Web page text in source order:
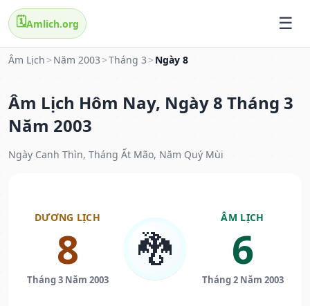
🗓️Amlich.org
Âm Lịch > Năm 2003 >Tháng 3 > Ngày 8
Âm Lịch Hôm Nay, Ngày 8 Tháng 3
Năm 2003
Ngày Canh Thìn, Tháng Ất Mão, Năm Quý Mùi
DƯƠNG LỊCH
8
Tháng 3 Năm 2003
🐉
ÂM LỊCH
6
Tháng 2 Năm 2003